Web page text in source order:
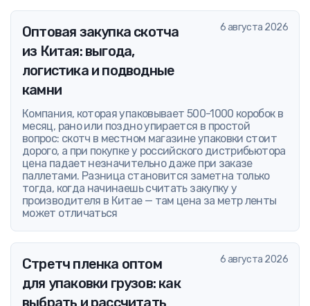
Оптовая закупка скотча
из Китая: выгода,
логистика и подводные
камни
6 августа 2026
Компания, которая упаковывает 500-1000 коробок в
месяц, рано или поздно упирается в простой
вопрос: скотч в местном магазине упаковки стоит
дорого, а при покупке у российского дистрибьютора
цена падает незначительно даже при заказе
паллетами. Разница становится заметна только
тогда, когда начинаешь считать закупку у
производителя в Китае — там цена за метр ленты
может отличаться
Стретч пленка оптом
для упаковки грузов: как
выбрать и рассчитать
6 августа 2026